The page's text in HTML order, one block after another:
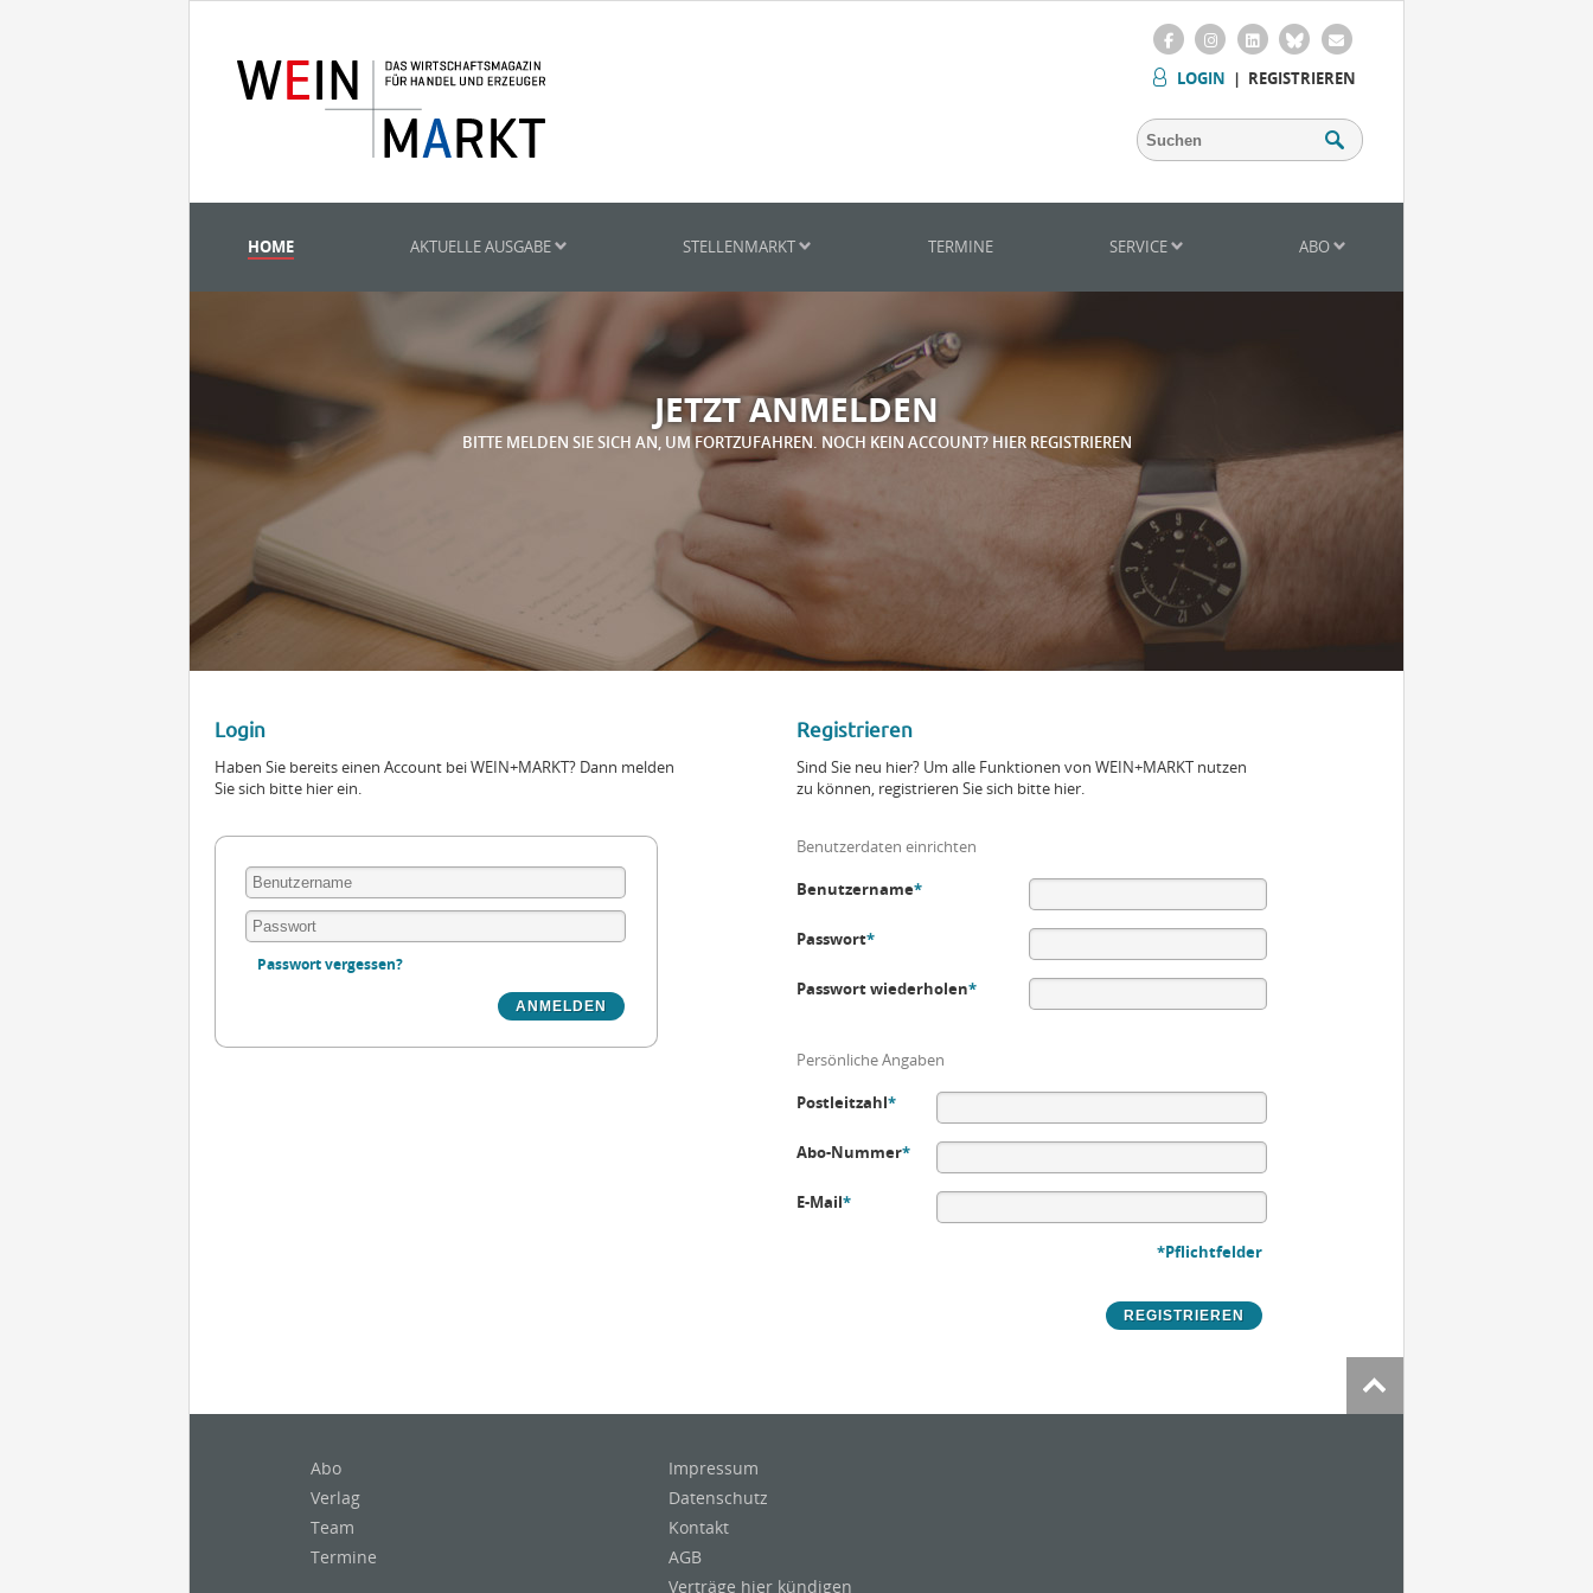
LOGIN | REGISTRIEREN
HOME AKTUELLE AUSGABE STELLENMARKT TERMINE SERVICE ABO
JETZT ANMELDEN
BITTE MELDEN SIE SICH AN, UM FORTZUFAHREN. NOCH KEIN ACCOUNT? HIER REGISTRIEREN
Login
Haben Sie bereits einen Account bei WEIN+MARKT? Dann melden
Sie sich bitte hier ein.
Passwort vergessen?
Registrieren
Sind Sie neu hier? Um alle Funktionen von WEIN+MARKT nutzen
zu können, registrieren Sie sich bitte hier.
Benutzerdaten einrichten
Benutzername*
Passwort*
Passwort wiederholen*
Persönliche Angaben
Postleitzahl*
Abo-Nummer*
E-Mail*
*Pflichtfelder
Abo
Verlag
Team
Termine
Impressum
Datenschutz
Kontakt
AGB
Verträge hier kündigen